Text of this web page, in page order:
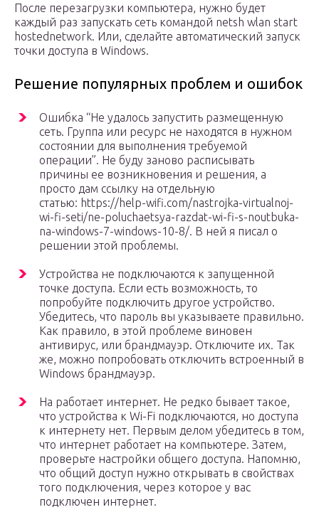
После перезагрузки компьютера, нужно будет
каждый раз запускать сеть командой netsh wlan start
hostednetwork. Или, сделайте автоматический запуск
точки доступа в Windows.
Решение популярных проблем и ошибок
Ошибка “Не удалось запустить размещенную
сеть. Группа или ресурс не находятся в нужном
состоянии для выполнения требуемой
операции”. Не буду заново расписывать
причины ее возникновения и решения, а
просто дам ссылку на отдельную
статью: https://help-wifi.com/nastrojka-virtualnoj-
wi-fi-seti/ne-poluchaetsya-razdat-wi-fi-s-noutbuka-
na-windows-7-windows-10-8/. В ней я писал о
решении этой проблемы.
Устройства не подключаются к запущенной
точке доступа. Если есть возможность, то
попробуйте подключить другое устройство.
Убедитесь, что пароль вы указываете правильно.
Как правило, в этой проблеме виновен
антивирус, или брандмауэр. Отключите их. Так
же, можно попробовать отключить встроенный в
Windows брандмауэр.
На работает интернет. Не редко бывает такое,
что устройства к Wi-Fi подключаются, но доступа
к интернету нет. Первым делом убедитесь в том,
что интернет работает на компьютере. Затем,
проверьте настройки общего доступа. Напомню,
что общий доступ нужно открывать в свойствах
того подключения, через которое у вас
подключен интернет.